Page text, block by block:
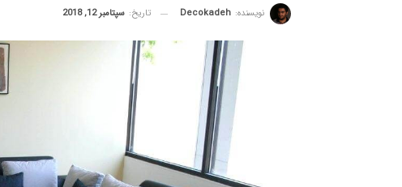
نویسنده: Decokadeh تاریخ: سپتامبر 12, 2018